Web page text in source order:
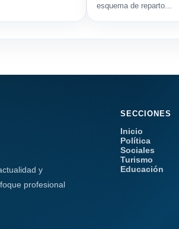
esquema de reparto...
y
profesional
SECCIONES
Inicio
Política
Sociales
Turismo
Educación